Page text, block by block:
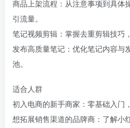
商品上架流程：从注意事项到具体
引流量。
笔记视频剪辑：掌握去重剪辑技巧
发布高质量笔记：优化笔记内容与
池。
适合人群
初入电商的新手商家：零基础入门
想拓展销售渠道的品牌商：了解小